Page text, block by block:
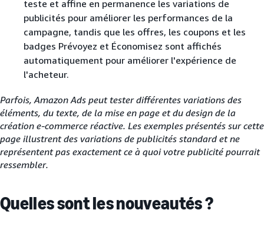
teste et affine en permanence les variations de
publicités pour améliorer les performances de la
campagne, tandis que les offres, les coupons et les
badges Prévoyez et Économisez sont affichés
automatiquement pour améliorer l'expérience de
l'acheteur.
Parfois, Amazon Ads peut tester différentes variations des
éléments, du texte, de la mise en page et du design de la
création e-commerce réactive. Les exemples présentés sur cette
page illustrent des variations de publicités standard et ne
représentent pas exactement ce à quoi votre publicité pourrait
ressembler.
Quelles sont les nouveautés ?